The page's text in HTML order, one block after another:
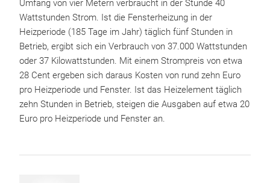
Umfang von vier Metern verbraucht in der Stunde 40
Wattstunden Strom. Ist die Fensterheizung in der
Heizperiode (185 Tage im Jahr) täglich fünf Stunden in
Betrieb, ergibt sich ein Verbrauch von 37.000 Wattstunden
oder 37 Kilowattstunden. Mit einem Strompreis von etwa
28 Cent ergeben sich daraus Kosten von rund zehn Euro
pro Heizperiode und Fenster. Ist das Heizelement täglich
zehn Stunden in Betrieb, steigen die Ausgaben auf etwa 20
Euro pro Heizperiode und Fenster an.